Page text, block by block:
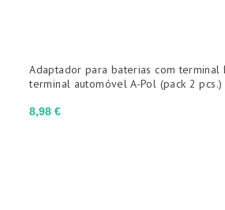
Preço
8,98 €
Adaptador para baterias com terminal
terminal automóvel A-Pol (pack 2 pcs.)